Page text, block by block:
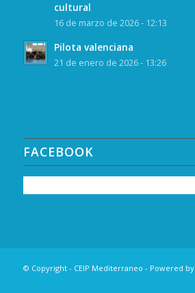
cultural
16 de marzo de 2026 - 12:13
Pilota valenciana
21 de enero de 2026 - 13:26
FACEBOOK
© Copyright - CEIP Mediterraneo - Powered by